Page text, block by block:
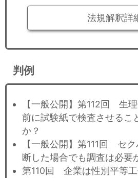
法規解釈詳
判例
【一般公開】第112回 生
前に試験紙で検査させるこ
か？
【一般公開】第111回 セ
断した場合でも調査は必要
第110回 企業は性別平等